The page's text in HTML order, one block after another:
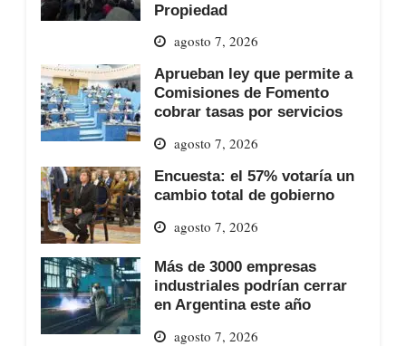
Propiedad
agosto 7, 2026
Aprueban ley que permite a
Comisiones de Fomento
cobrar tasas por servicios
agosto 7, 2026
Encuesta: el 57% votaría un
cambio total de gobierno
agosto 7, 2026
Más de 3000 empresas
industriales podrían cerrar
en Argentina este año
agosto 7, 2026